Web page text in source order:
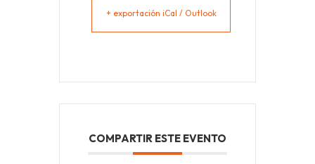
+ exportación iCal / Outlook
COMPARTIR ESTE EVENTO